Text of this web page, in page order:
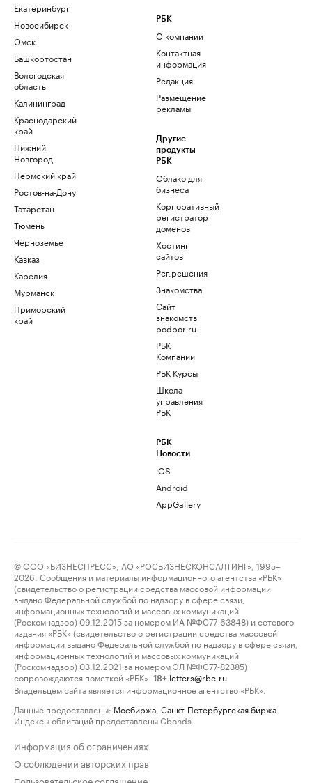
Екатеринбург
Новосибирск
Омск
Башкортостан
Вологодская
область
Калининград
Краснодарский
край
Нижний
Новгород
Пермский край
Ростов-на-Дону
Татарстан
Тюмень
Черноземье
Кавказ
Карелия
Мурманск
Приморский
край
РБК
О компании
Контактная
информация
Редакция
Размещение
рекламы
Другие
продукты
РБК
Облако для
бизнеса
Корпоративный
регистратор
доменов
Хостинг
сайтов
Рег.решения
Знакомства
Сайт
знакомств
podbor.ru
РБК
Компании
РБК Курсы
Школа
управления
РБК
РБК
Новости
iOS
Android
AppGallery
© ООО «БИЗНЕСПРЕСС», АО «РОСБИЗНЕСКОНСАЛТИНГ», 1995–
2026. Сообщения и материалы информационного агентства «РБК»
(свидетельство о регистрации средства массовой информации
выдано Федеральной службой по надзору в сфере связи,
информационных технологий и массовых коммуникаций
(Роскомнадзор) 09.12.2015 за номером ИА №ФС77-63848) и сетевого
издания «РБК» (свидетельство о регистрации средства массовой
информации выдано Федеральной службой по надзору в сфере связи,
информационных технологий и массовых коммуникаций
(Роскомнадзор) 03.12.2021 за номером ЭЛ №ФС77-82385)
сопровождаются пометкой «РБК».
18+ letters@rbc.ru
Владельцем сайта является информационное агентство «РБК».
Данные предоставлены: Мосбиржа Санкт-Петербургская биржа
Индексы облигаций предоставлены Cbonds.
Информация об ограничениях
О соблюдении авторских прав